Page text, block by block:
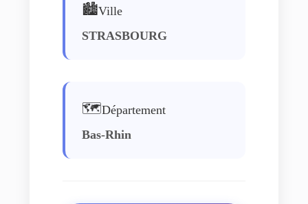
🏙️Ville
STRASBOURG
🗺️Département
Bas-Rhin